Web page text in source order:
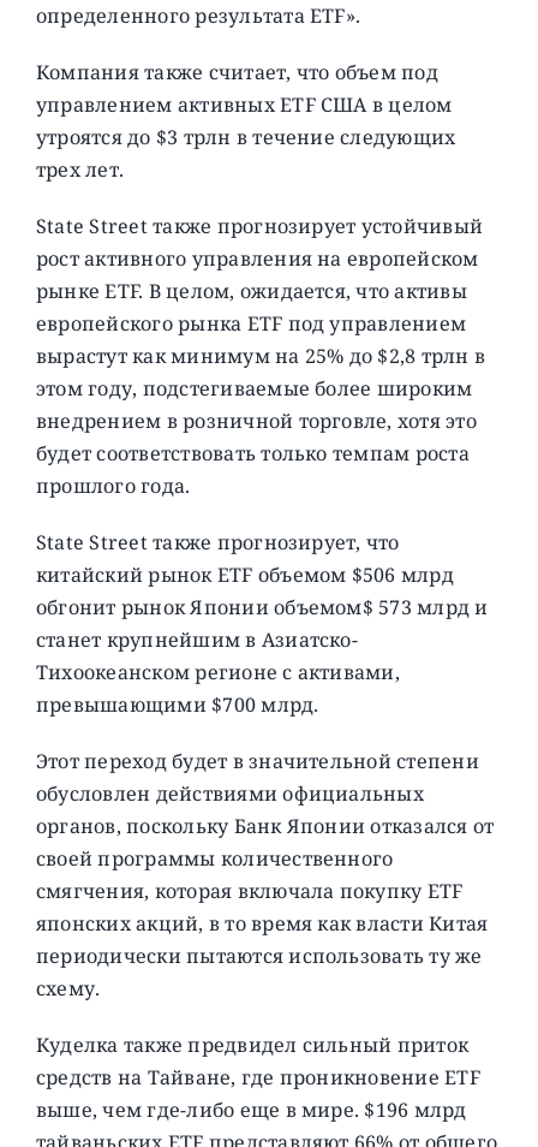
определенного результата ETF».
Компания также считает, что объем под
управлением активных ETF США в целом
утроятся до $3 трлн в течение следующих
трех лет.
State Street также прогнозирует устойчивый
рост активного управления на европейском
рынке ETF. В целом, ожидается, что активы
европейского рынка ETF под управлением
вырастут как минимум на 25% до $2,8 трлн в
этом году, подстегиваемые более широким
внедрением в розничной торговле, хотя это
будет соответствовать только темпам роста
прошлого года.
State Street также прогнозирует, что
китайский рынок ETF объемом $506 млрд
обгонит рынок Японии объемом$ 573 млрд и
станет крупнейшим в Азиатско-
Тихоокеанском регионе с активами,
превышающими $700 млрд.
Этот переход будет в значительной степени
обусловлен действиями официальных
органов, поскольку Банк Японии отказался от
своей программы количественного
смягчения, которая включала покупку ETF
японских акций, в то время как власти Китая
периодически пытаются использовать ту же
схему.
Куделка также предвидел сильный приток
средств на Тайване, где проникновение ETF
выше, чем где-либо еще в мире. $196 млрд